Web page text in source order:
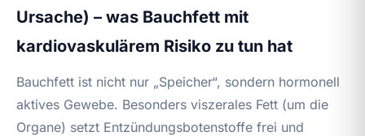
Ursache) – was Bauchfett mit
kardiovaskulärem Risiko zu tun hat
Bauchfett ist nicht nur „Speicher“, sondern hormonell
aktives Gewebe. Besonders viszerales Fett (um die
Organe) setzt Entzündungsbotenstoffe frei und